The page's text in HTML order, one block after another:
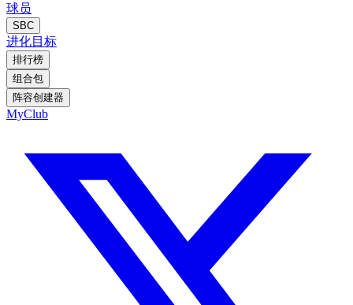
球员
SBC
进化目标
排行榜
组合包
阵容创建器
MyClub